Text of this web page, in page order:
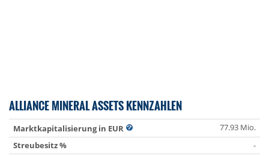
ALLIANCE MINERAL ASSETS KENNZAHLEN
Marktkapitalisierung in EUR
77.93 Mio.
Streubesitz %
-